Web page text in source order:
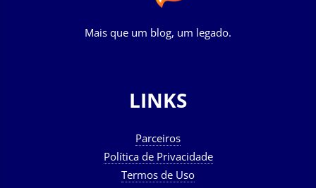
Mais que um blog, um legado.
LINKS
Parceiros
Política de Privacidade
Termos de Uso